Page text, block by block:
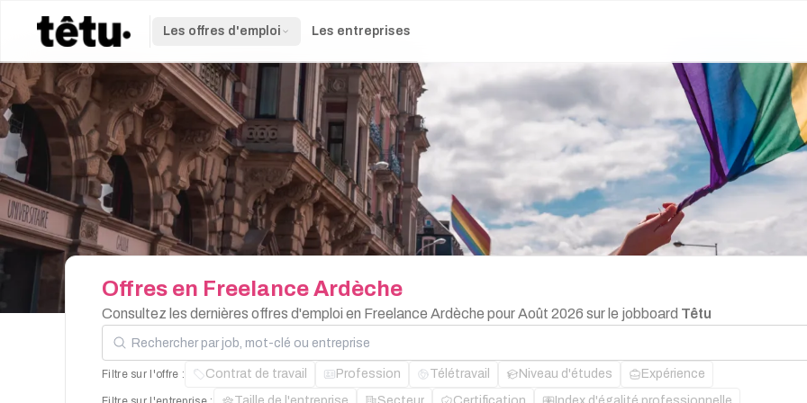
Les offres d'emploi Les entreprises
Offres en FreelanceArdèche
Consultez les dernières offres d'emploi en Freelance Ardèche pour Août 2026 sur le jobboard Têtu
Rechercher par job, mot-clé ou entreprise
Filtre sur l'offre : Contrat de travail Profession Télétravail Niveau d'études Expérience